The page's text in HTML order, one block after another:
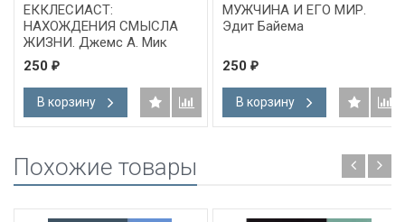
ЕККЛЕСИАСТ:
НАХОЖДЕНИЯ СМЫСЛА
ЖИЗНИ. Джемс А. Мик
250 ₽
В корзину
МУЖЧИНА И ЕГО МИР.
Эдит Байема
250 ₽
В корзину
Похожие товары